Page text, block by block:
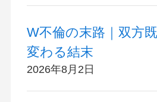
W不倫の末路｜双方
変わる結末
2026年8月2日